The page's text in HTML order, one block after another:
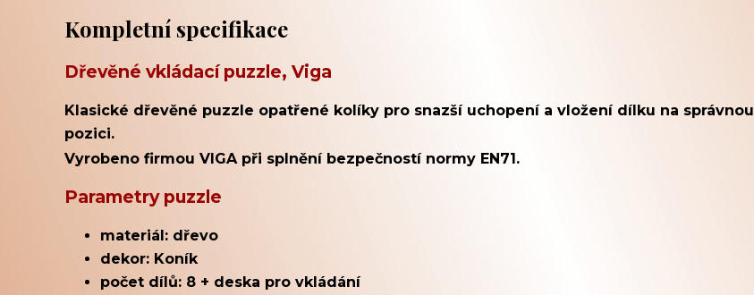
Kompletní specifikace
Dřevěné vkládací puzzle, Viga
Klasické dřevěné puzzle opatřené kolíky pro snazší uchopení a vložení dílku na správnou
pozici.
Vyrobeno firmou VIGA při splnění bezpečností normy EN71.
Parametry puzzle
materiál: dřevo
dekor: Koník
počet dílů: 8 + deska pro vkládání